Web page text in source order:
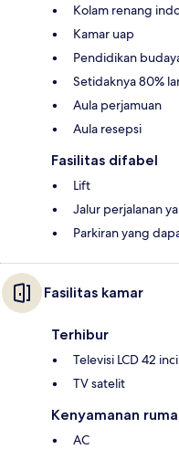
Kolam renang
Kamar uap
Pendidikan
Setidaknya 80%
Aula perjamuan
Aula resepsi
Fasilitas difabel
Lift
Jalur perjalanan
Parkiran yang
Fasilitas kamar
Terhibur
Televisi LCD 42 inci
TV satelit
Kenyamanan
AC